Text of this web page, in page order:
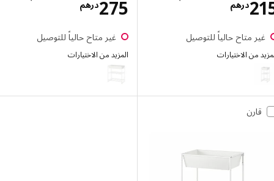
درهمالاسعار درهم 215
متاح حالياً للتوصيل
من الاختيارات
درهم275 الاسعار درهم
غير متاح حالياً للتوصيل
المزيد من الاختيارات
JOSTEIN
قارن